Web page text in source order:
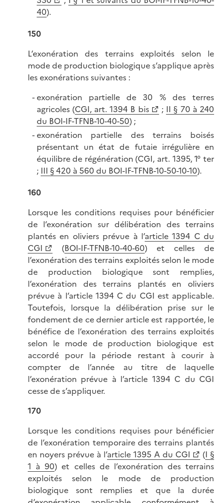
40).
150
L’exonération des terrains exploités selon le
mode de production biologique s’applique après
les exonérations suivantes :
exonération partielle de 30 % des terres
agricoles (CGI, art. 1394 B bis ; II § 70 à 240
du BOI-IF-TFNB-10-40-50) ;
exonération partielle des terrains boisés
présentant un état de futaie irrégulière en
équilibre de régénération (CGI, art. 1395, 1° ter
; III § 420 à 560 du BOI-IF-TFNB-10-50-10-10).
160
Lorsque les conditions requises pour bénéficier
de l’exonération sur délibération des terrains
plantés en oliviers prévue à l’article 1394 C du
CGI
(BOI-IF-TFNB-10-40-60) et celles de
l’exonération des terrains exploités selon le mode
de production biologique sont remplies,
l’exonération des terrains plantés en oliviers
prévue à l’article 1394 C du CGI est applicable.
Toutefois, lorsque la délibération prise sur le
fondement de ce dernier article est rapportée, le
bénéfice de l’exonération des terrains exploités
selon le mode de production biologique est
accordé pour la période restant à courir à
compter de l’année au titre de laquelle
l’exonération prévue à l’article 1394 C du CGI
cesse de s’appliquer.
170
Lorsque les conditions requises pour bénéficier
de l’exonération temporaire des terrains plantés
en noyers prévue à l’article 1395 A du CGI (I §
1 à 90) et celles de l’exonération des terrains
exploités selon le mode de production
biologique sont remplies et que la durée